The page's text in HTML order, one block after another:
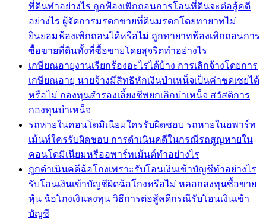
ที่ดินทำอย่างไร ถูกฟ้องเพิกถอนการโอนที่ดินจะต่อสู้คดี
อย่างไร ผู้จัดการมรดกขายที่ดินมรดกโดยทายาทไม่
ยินยอมฟ้องเพิกถอนได้หรือไม่ ถูกทายาทฟ้องเพิกถอนการ
ซื้อขายที่ดินทั้งที่ซื้อขายโดยสุจริตทำอย่างไร
เกษียณอายุงานเรียกร้องอะไรได้บ้าง การเลิกจ้างโดยการ
เกษียณอายุ นายจ้างมีสิทธิหักเงินบำเหน็จเป็นค่าชดเชยได้
หรือไม่ กองทุนสำรองเลี้ยงชีพยกเลิกบำเหน็จ สวัสดิการ
กองทุนบำเหน็จ
รถหายในคอนโดมิเนียมใครรับผิดชอบ รถหายในอพาร์ท
เม้นท์ใครรับผิดชอบ การดำเนินคดีในกรณีรถสูญหายใน
คอนโดมิเนียมหรืออพาร์ทเม้นต์ทำอย่างไร
ถูกดำเนินคดีฉ้อโกงเพราะรับโอนเงินเข้าบัญชีทำอย่างไร
รับโอนเงินเข้าบัญชีผิดฉ้อโกงหรือไม่ หลอกลงทุนซื้อขาย
หุ้น ฉ้อโกงเงินลงทุน วิธีการต่อสู้คดีกรณีรับโอนเงินเข้า
บัญชี